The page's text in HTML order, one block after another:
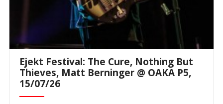
Ejekt Festival: The Cure, Nothing But
Thieves, Matt Berninger @ ΟΑΚΑ P5,
15/07/26